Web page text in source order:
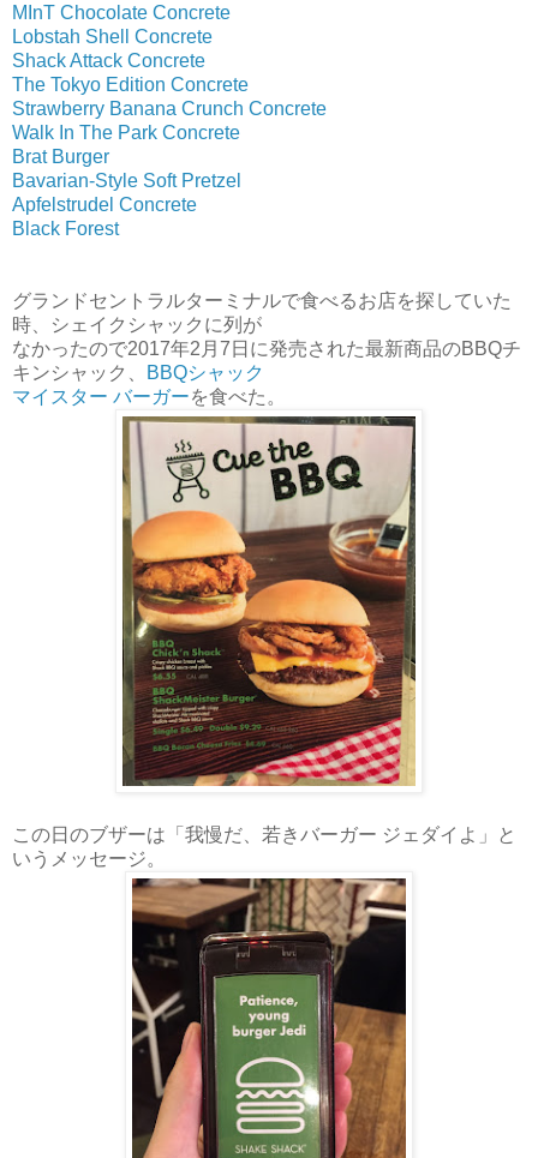
MInT Chocolate Concrete
Lobstah Shell Concrete
Shack Attack Concrete
The Tokyo Edition Concrete
Strawberry Banana Crunch Concrete
Walk In The Park Concrete
Brat Burger
Bavarian-Style Soft Pretzel
Apfelstrudel Concrete
Black Forest
グランドセントラルターミナルで食べるお店を探していた
時、シェイクシャックに列が
なかったので2017年2月7日に発売された最新商品のBBQチ
キンシャック、
BBQシャック
マイスター バーガーを食べた。
この日のブザーは「我慢だ、若きバーガー ジェダイよ」と
いうメッセージ。